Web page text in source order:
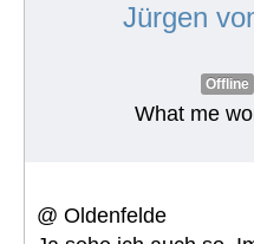
Jürgen
Offline
What me
@ Oldenfelde